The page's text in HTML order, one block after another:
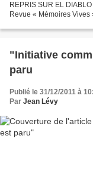
REPRIS SUR EL
Revue « Mémoires Vives
"Initiative
paru
Publié le 31/12/2011 à
Par Jean Lévy